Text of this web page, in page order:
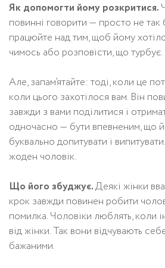
Як допомогти йому розкритися.
повинні говорити — просто не так
працюйте над тим, щоб йому
чимось або розповісти, що турбує.
Але, запам’ятайте: тоді, коли це
коли цього захотілося вам. Він
завжди з вами поділитися і
одночасно — бути впевненим, що
буквально допитувати і
жоден чоловік.
Що його збуджує.Деякі жінки
крок завжди повинен робити
помилка. Чоловіки люблять, коли
від жінки. Так вони відчувають
бажаними.